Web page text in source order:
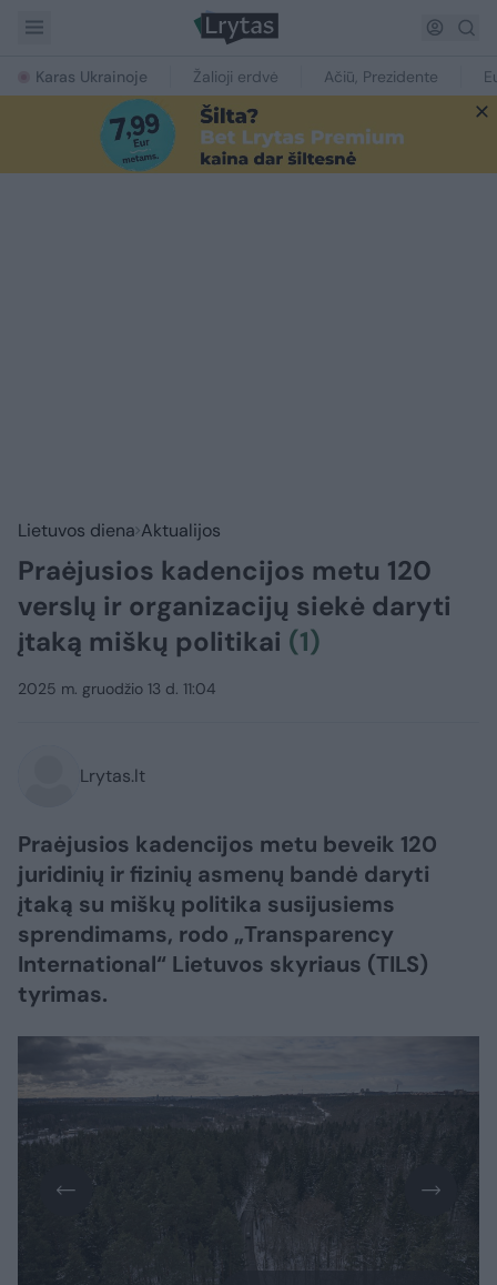
Karas Ukrainoje Žalioji erdvė Ačiū, Prezidente
Lietuvos diena Aktualijos
Praėjusios kadencijos metu 120
verslų ir organizacijų siekė daryti
įtaką miškų politikai (1)
2025 m. gruodžio 13 d. 11:04
Lrytas.lt
Praėjusios kadencijos metu beveik 120
juridinių ir fizinių asmenų bandė daryti
įtaką su miškų politika susijusiems
sprendimams, rodo „Transparency
International“ Lietuvos skyriaus (TILS)
tyrimas.